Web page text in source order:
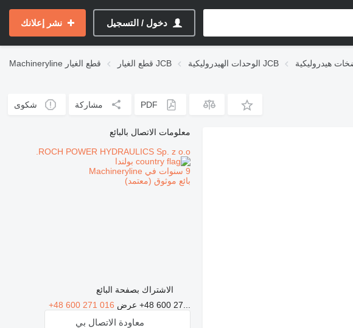
دخول / التسجيل نشر إعلانك
Machineryline قطع الغيار قطع الغيار JCB الوحدات الهيدروليكية JCB
PDF مشاركة شكوى
معلومات الاتصال بالبائع
ROCH POWER HYDRAULICS Sp. z o.o.
بولندا
9 سنوات في Machineryline
بائع موثوق (معتمد)
الاشتراك بصفحة البائع
+48 600 27... عرض +48 600 271 016
معاودة الاتصال بي